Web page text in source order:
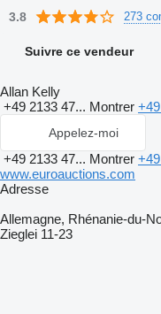
3.8 273
Suivre ce vendeur
Allan Kelly
+49 2133 47... Montrer
Appelez-moi
+49 2133 47... Montrer
www.euroauctions.com
Adresse
Allemagne, Rhénanie-du-
Zieglei 11-23